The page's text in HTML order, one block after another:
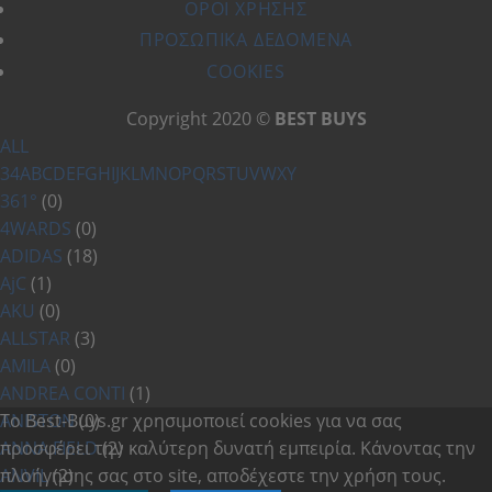
ΌΡΟΙ ΧΡΗΣΗΣ
ΠΡΟΣΩΠΙΚΆ ΔΕΔΟΜΈΝΑ
COOKIES
Copyright 2020 © BEST BUYS
ALL
34ABCDEFGHIJKLMNOPQRSTUVWXY
361° (0)
4WARDS (0)
ADIDAS (18)
AjC (1)
AKU (0)
ALLSTAR (3)
AMILA (0)
ANDREA CONTI (1)
ANISTON(0)
ANNA FIELD(2)
ANVIL(2)
Το Best-Buys.gr χρησιμοποιεί cookies για να σας
προσφέρει την καλύτερη δυνατή εμπειρία. Κάνοντας την
πλοήγησης σας στο site, αποδέχεστε την χρήση τους.